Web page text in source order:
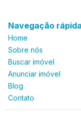
Navegação rápida
Home
Sobre nós
Buscar imóvel
Anunciar imóvel
Blog
Contato